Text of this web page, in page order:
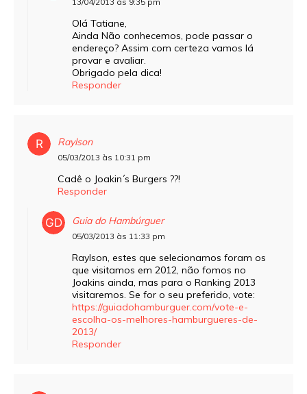
Olá Tatiane,
Ainda Não conhecemos, pode passar o
endereço? Assim com certeza vamos lá
provar e avaliar.
Obrigado pela dica!
Responder
Raylson
05/03/2013 às 10:31 pm
Cadê o Joakin´s Burgers ??!
Responder
Guia do Hambúrguer
05/03/2013 às 11:33 pm
Raylson, estes que selecionamos foram os
que visitamos em 2012, não fomos no
Joakins ainda, mas para o Ranking 2013
visitaremos. Se for o seu preferido, vote:
https://guiadohamburguer.com/vote-e-
escolha-os-melhores-hamburgueres-de-
2013/
Responder